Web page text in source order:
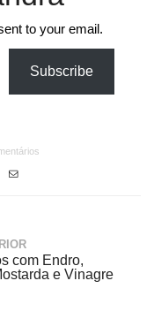
to your email.
Subscribe
com Endro,
e Vinagre